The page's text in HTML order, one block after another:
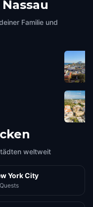
Nassau
Familie und
weltweit
York City